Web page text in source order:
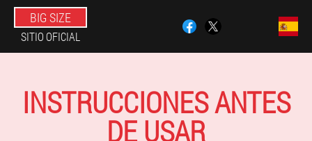
BIG SIZE
SITIO OFICIAL
INSTRUCCIONES ANTES
DE USAR